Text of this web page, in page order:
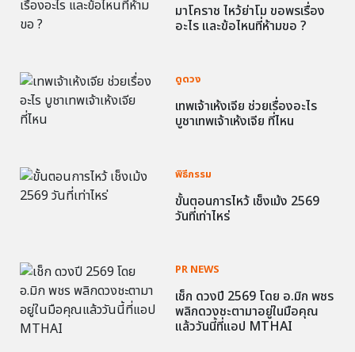
มาโคราช ไหว้ย่าโม ขอพรเรื่อง
อะไร และข้อไหนที่ห้ามขอ ?
ดูดวง
เทพเจ้าเห้งเจีย ช่วยเรื่องอะไร
บูชาเทพเจ้าเห้งเจีย ที่ไหน
พิธีกรรม
ขั้นตอนการไหว้ เช็งเม้ง 2569
วันที่เท่าไหร่
PR NEWS
เช็ก ดวงปี 2569 โดย อ.มิก พชร
พลิกดวงชะตามาอยู่ในมือคุณ
แล้ววันนี้ที่แอป MTHAI